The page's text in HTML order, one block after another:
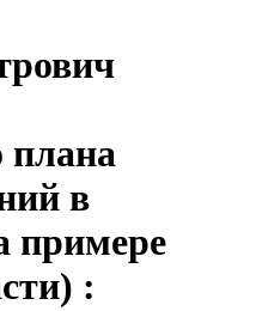
плана
в
примере
: